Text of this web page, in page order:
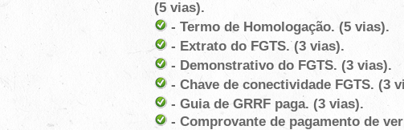
(5 vias).
- Termo de Homologação. (5 vias).
- Extrato do FGTS. (3 vias).
- Demonstrativo do FGTS. (3 vias).
- Chave de conectividade FGTS. (3
- Guia de GRRF paga. (3 vias).
- Comprovante de pagamento de